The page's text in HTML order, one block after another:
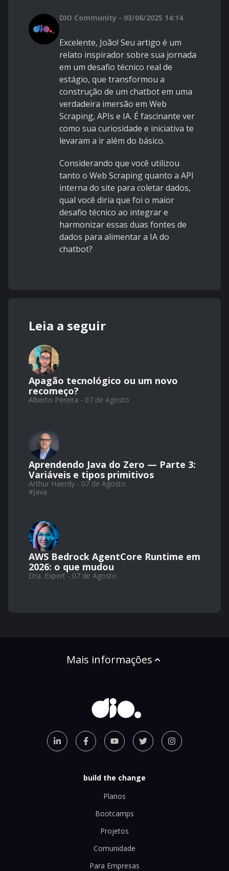
DIO Community - 03/06/2025 14:14
Excelente, João! Seu artigo é um
relato inspirador sobre sua jornada
em um desafio técnico real de
estágio, que transformou a
construção de um chatbot em uma
verdadeira imersão em Web
Scraping, APIs e IA. É fascinante ver
como sua curiosidade e iniciativa te
levaram a ir além do básico.
Considerando que você utilizou
tanto o Web Scraping quanto a API
interna do site para coletar dados,
qual você diria que foi o maior
desafio técnico ao integrar e
harmonizar essas duas fontes de
dados para alimentar a IA do
chatbot?
Leia a seguir
Apagão tecnológico ou um novo
recomeço?
Alberto Pereira - 07 de Agosto
Aprendendo Java do Zero — Parte 3:
Variáveis e tipos primitivos
Arthur Haerdy - 07 de Agosto
#Java
AWS Bedrock AgentCore Runtime em
2026: o que mudou
Dra. Expert - 07 de Agosto
Mais informações
build the change
Planos
Bootcamps
Projetos
Comunidade
Para Empresas